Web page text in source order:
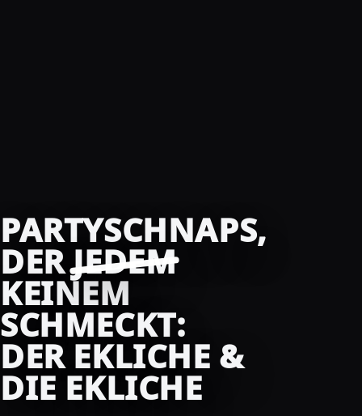
PARTYSCHNAPS,
DERJEDEM
KEINEM
SCHMECKT:
DER EKLICHE &
DIE EKLICHE